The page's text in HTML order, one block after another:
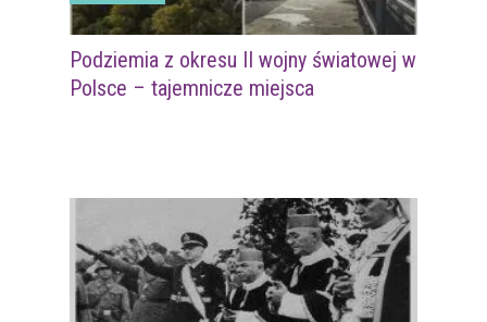
Podziemia z okresu II wojny światowej w
Polsce – tajemnicze miejsca